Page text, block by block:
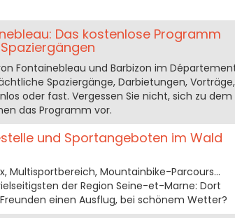
Das kostenlose Programm
Fontainebleau und Barbizon im
Spaziergänge, Darbietungen, Vorträge,
oder fast. Vergessen Sie nicht, sich zu dem
das Programm vor.
und Sportangeboten im Wald
Multisportbereich, Mountainbike-Parcours...
der Region Seine-et-Marne: Dort
einen Ausflug, bei schönem Wetter?